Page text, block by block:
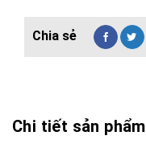
Chi tiết sản phẩm